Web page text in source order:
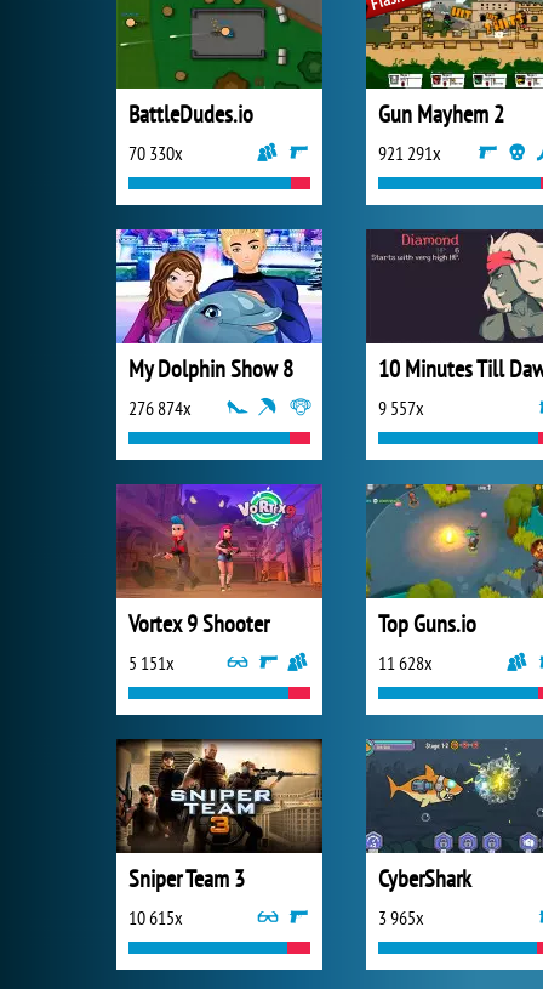
BattleDudes.io
70 330x
Gun Mayhem 2
921 291x
My Dolphin Show 8
276 874x
10 Minutes Till
9 557x
Vortex 9 Shooter
5 151x
Top Guns.io
11 628x
Sniper Team 3
10 615x
CyberShark
3 965x